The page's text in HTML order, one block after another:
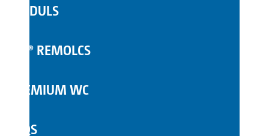
MÒDULS
TOI® REMOLCS
PREMIUM WC
FAQS